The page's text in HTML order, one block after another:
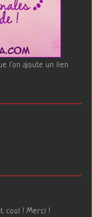
l'on ajoute un lien
cool ! Merci !